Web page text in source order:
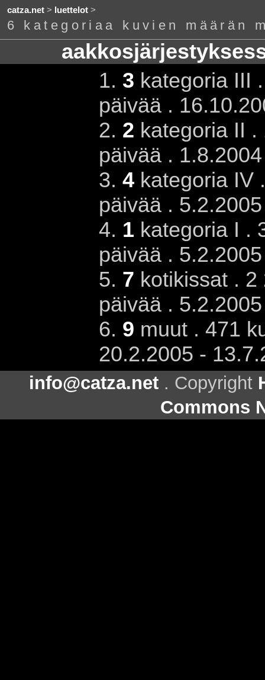
catza.net> luettelot>
6 kategoriaa kuvien määrän
1. 3 kategoria III
päivää .
2. 2 kategoria II .
päivää .
3. 4kategoria IV
päivää .
4. 1 kategoria I .
päivää .
5. 7 kotikissat . 2
päivää .
6. 9 muut . 471
20.2.2005 -
info@catza.net . Copyright
Commons